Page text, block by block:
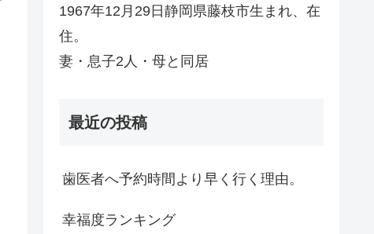
1967年12月29日静岡県藤枝市生まれ、在
住。
妻・息子2人・母と同居
最近の投稿
歯医者へ予約時間より早く行く理由。
幸福度ランキング